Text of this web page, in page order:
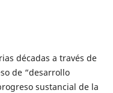
décadas a través de
de “desarrollo
sustancial de la